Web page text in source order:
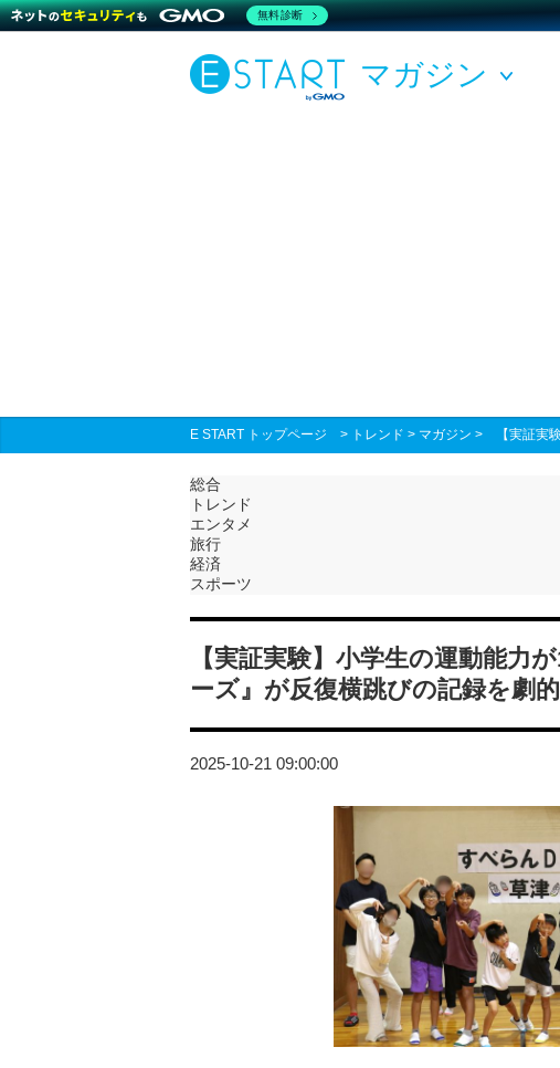
マガジン
E START トップページ > トレンド > マガジン > 【実証実
総合
トレンド
エンタメ
旅行
経済
スポーツ
【実証実験】小学生の運動能力
ーズ』が反復横跳びの記録を劇
2025-10-21 09:00:00
無料診断